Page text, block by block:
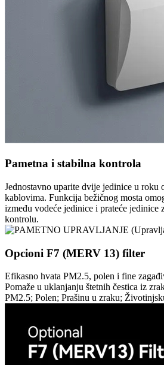
Pametna i stabilna kontrola
Jednostavno uparite dvije jedinice u roku
kablovima. Funkcija bežičnog mosta
između vodeće jedinice i prateće jedinice
kontrolu.
Opcioni F7 (MERV 13) filter
Efikasno hvata PM2.5, polen i fine
Pomaže u uklanjanju štetnih čestica iz
PM2.5; Polen; Prašinu u zraku;